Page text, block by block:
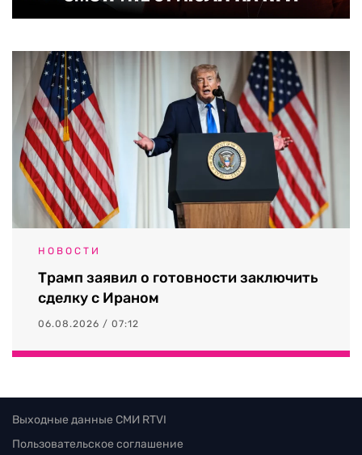
НОВОСТИ
Трамп заявил о готовности заключить
сделку с Ираном
06.08.2026 / 07:12
Выходные данные СМИ RTVI
Пользовательское соглашение